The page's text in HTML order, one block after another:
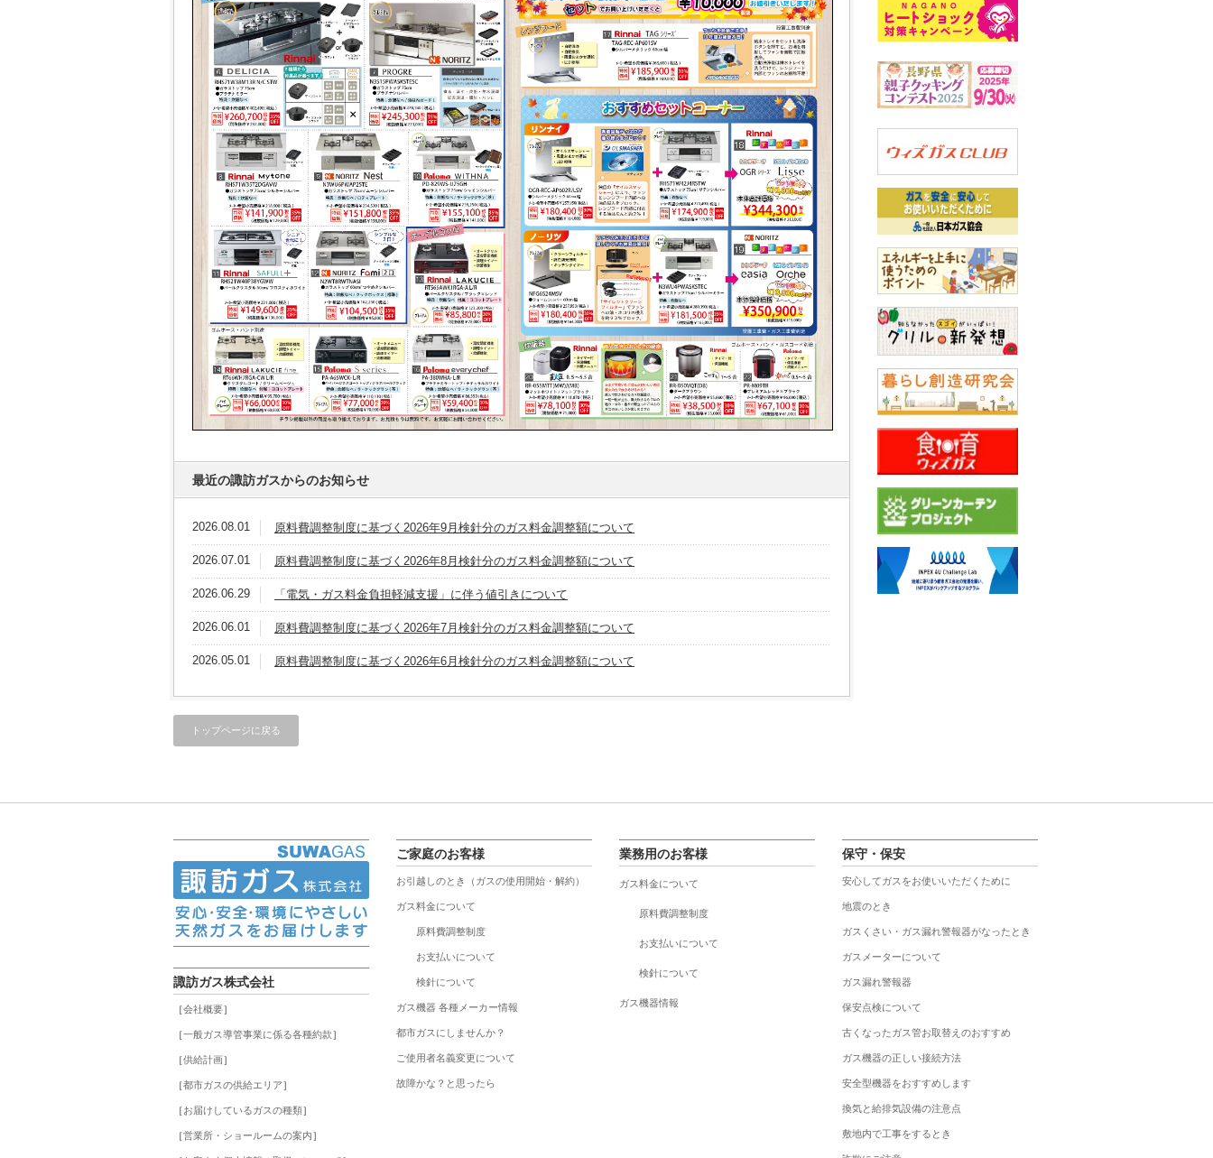
最近の諏訪ガスからのお知らせ
2026.08.01 原料費調整制度に基づく2026年9月検針分のガス料金調整額について
2026.07.01 原料費調整制度に基づく2026年8月検針分のガス料金調整額について
2026.06.29 「電気・ガス料金負担軽減支援」に伴う値引きについて
2026.06.01 原料費調整制度に基づく2026年7月検針分のガス料金調整額について
2026.05.01 原料費調整制度に基づく2026年6月検針分のガス料金調整額について
トップページに戻る
諏訪ガス株式会社
［会社概要］
［一般ガス導管事業に係る各種約款］
［供給計画］
［都市ガスの供給エリア］
［お届けしているガスの種類］
［営業所・ショールームの案内］
ご家庭のお客様
お引越しのとき（ガスの使用開始・解約）
ガス料金について
原料費調整制度
お支払いについて
検針について
ガス機器 各種メーカー情報
都市ガスにしませんか？
ご使用者名義変更について
故障かな？と思ったら
業務用のお客様
ガス料金について
原料費調整制度
お支払いについて
検針について
ガス機器情報
保守・保安
安心してガスをお使いいただくために
地震のとき
ガスくさい・ガス漏れ警報器がなったとき
ガスメーターについて
ガス漏れ警報器
保安点検について
古くなったガス管お取替えのおすすめ
ガス機器の正しい接続方法
安全型機器をおすすめします
換気と給排気設備の注意点
敷地内で工事をするとき